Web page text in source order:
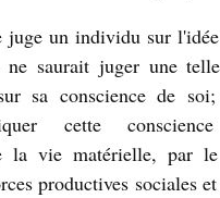
juge un individu sur
saurait juger une
sa conscience de
cette
la vie matérielle, par
productives socia­les